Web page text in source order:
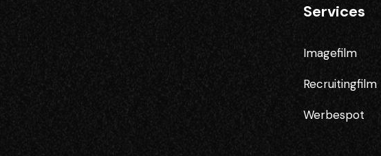
Services
Imagefilm
Recruitingfilm
Werbespot